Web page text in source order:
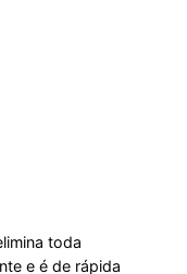
toda
e é de rápida